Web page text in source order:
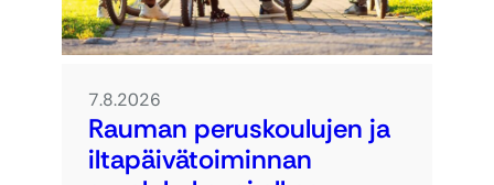
7.8.2026
Rauman peruskoulujen ja
iltapäivätoiminnan